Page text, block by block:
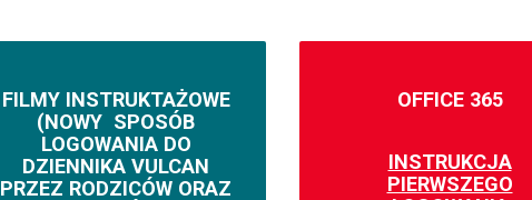
FILMY INSTRUKTAŻOWE
(NOWY SPOSÓB
LOGOWANIA DO
DZIENNIKA VULCAN
PRZEZ RODZICÓW ORAZ
OFFICE 365
INSTRUKCJA
PIERWSZEGO